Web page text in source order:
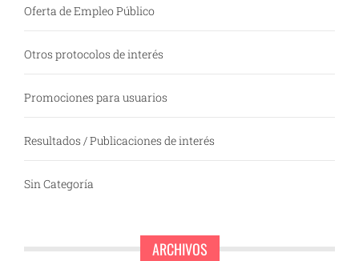
Oferta de Empleo Público
Otros protocolos de interés
Promociones para usuarios
Resultados / Publicaciones de interés
Sin Categoría
ARCHIVOS